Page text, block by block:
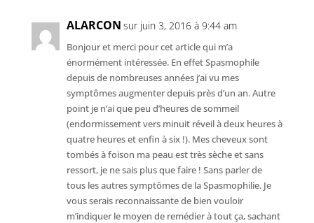
ALARCON sur juin 3, 2016 à 9:44 am
Bonjour et merci pour cet article qui m’a
énormément intéressée. En effet Spasmophile
depuis de nombreuses années j’ai vu mes
symptômes augmenter depuis près d’un an. Autre
point je n’ai que peu d’heures de sommeil
(endormissement vers minuit réveil à deux heures à
quatre heures et enfin à six !). Mes cheveux sont
tombés à foison ma peau est très sèche et sans
ressort, je ne sais plus que faire ! Sans parler de
tous les autres symptômes de la Spasmophilie. Je
vous serais reconnaissante de bien vouloir
m’indiquer le moyen de remédier à tout ça, sachant